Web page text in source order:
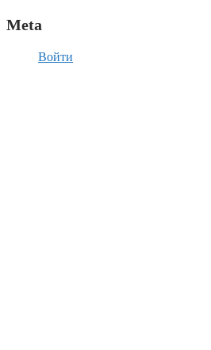
Meta
Войти